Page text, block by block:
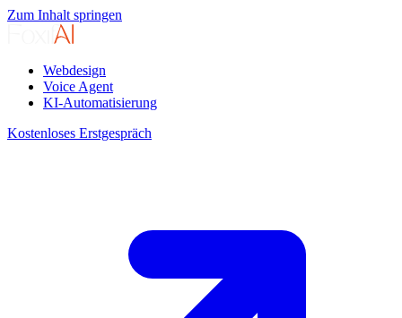
Zum Inhalt springen
Webdesign
Voice Agent
KI-Automatisierung
Kostenloses Erstgespräch